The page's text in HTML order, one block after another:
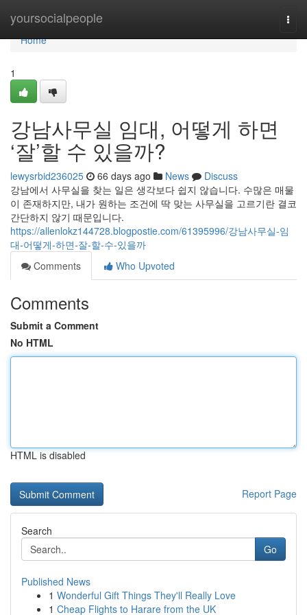
yoursocialpeople
Home
Home
1
강남사무실 임대, 어떻게 하면
‘잘’할 수 있을까?
lewysrbid236025 66 days ago News
Discuss
강남에서 사무실을 찾는 일은 생각보다 쉽지 않습니다. 수많은 매물
이 존재하지만, 내가 원하는 조건에 딱 맞는 사무실을 고르기란 결코
간단하지 않기 때문입니다.
https://allenlokz144728.blogpostie.com/61395996/강남사무실-임
대-어떻게-하면-잘-할-수-있을까
Comments
Who Upvoted
Comments
Submit a Comment
No HTML
HTML is disabled
Report Page
Search
Go
Published News
1 Wonderful Gift Things They'll Really Love
1 Cheap Flights to Harare from the UK